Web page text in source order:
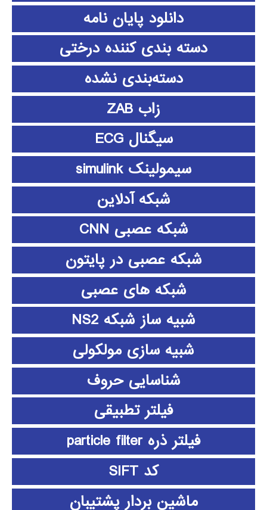
دانلود پايان نامه
دسته بندی کننده درختی
دسته‌بندی نشده
زاب ZAB
سیگنال ECG
سیمولینک simulink
شبکه آدلاین
شبکه عصبی CNN
شبکه عصبی در پایتون
شبکه های عصبی
شبیه ساز شبکه NS2
شبیه سازی مولکولی
شناسایی حروف
فیلتر تطبیقی
فیلتر ذره particle filter
کد SIFT
ماشین بردار پشتیبان